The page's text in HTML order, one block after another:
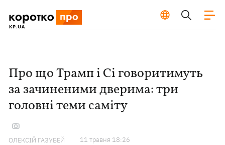
Про що Трамп і Сі говоритимуть
за зачиненими дверима: три
головні теми саміту
ОЛЕКСІЙ ГАЗУБЕЙ 11 травня 18:26